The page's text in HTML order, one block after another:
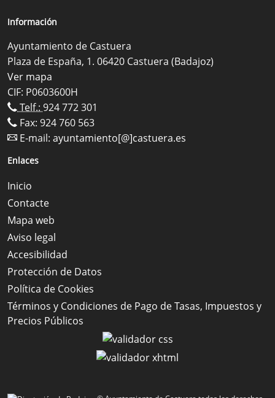
Información
Ayuntamiento de Castuera
Plaza de España, 1. 06420 Castuera (Badajoz)
Ver mapa
CIF: P0603600H
Telf.: 924 772 301
Fax: 924 760 563
E-mail: ayuntamiento[@]castuera.es
Enlaces
Inicio
Contacte
Mapa web
Aviso legal
Accesibilidad
Protección de Datos
Política de Cookies
Términos y Condiciones de Pago de Tasas, Impuestos y
Precios Públicos